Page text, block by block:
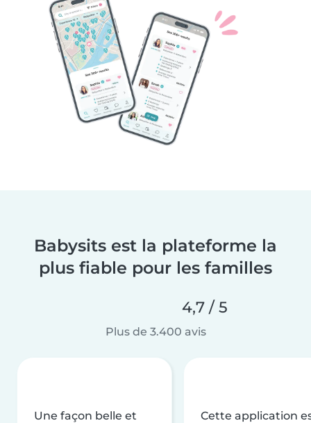
Babysits est la plateforme la
plus fiable pour les familles
4,7 / 5
Plus de 3.400 avis
Une façon belle et
Cette application